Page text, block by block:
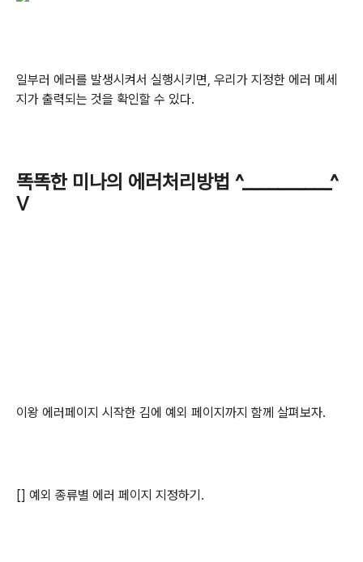
일부러 에러를 발생시켜서 실행시키면, 우리가 지정한 에러 메세
지가 출력되는 것을 확인할 수 있다.
똑똑한 미나의 에러처리방법 ^__________^
V
이왕 에러페이지 시작한 김에 예외 페이지까지 함께 살펴보자.
[] 예외 종류별 에러 페이지 지정하기.